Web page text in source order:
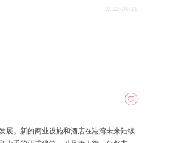
于甚至有专门经营下午茶的商店。 请参
2022-09-21
展。新的商业设施和酒店在港湾未来陆续